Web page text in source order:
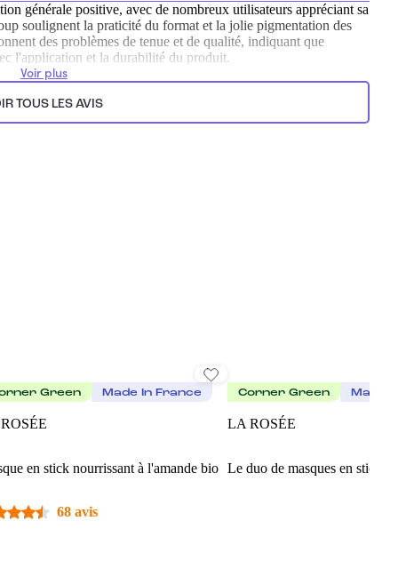
générale positive, avec de nombreux utilisateurs appréciant sa
soulignent la praticité du format et la jolie pigmentation des
des problèmes de tenue et de qualité, indiquant que
l'application et la durabilité du produit.
Voir plus
TOUS LES AVIS
Green Made In France
en stick nourrissant à l'amande bio
68 avis
Corner Green Made
LA ROSÉE
Le duo de masques en stick